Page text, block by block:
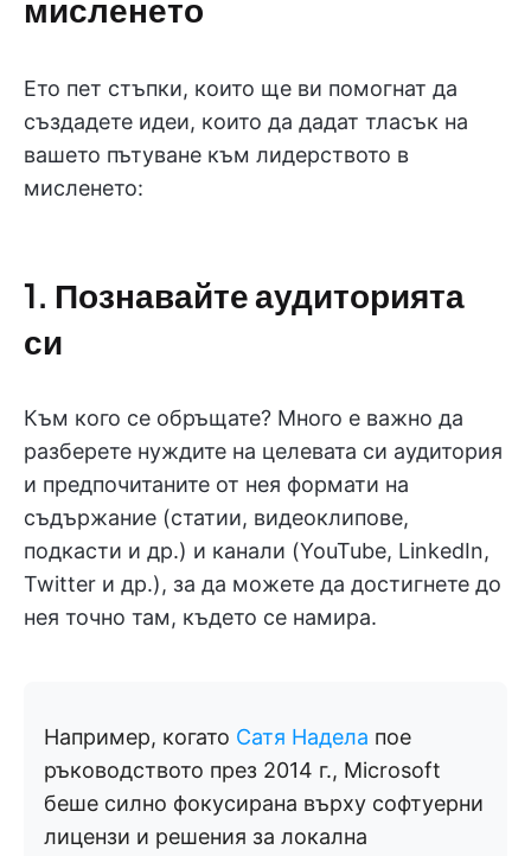
мисленето
Ето пет стъпки, които ще ви помогнат да
създадете идеи, които да дадат тласък на
вашето пътуване към лидерството в
мисленето:
1. Познавайте аудиторията
си
Към кого се обръщате? Много е важно да
разберете нуждите на целевата си аудитория
и предпочитаните от нея формати на
съдържание (статии, видеоклипове,
подкасти и др.) и канали (YouTube, LinkedIn,
Twitter и др.), за да можете да достигнете до
нея точно там, където се намира.
Например, когато Сатя Надела пое
ръководството през 2014 г., Microsoft
беше силно фокусирана върху софтуерни
лицензи и решения за локална